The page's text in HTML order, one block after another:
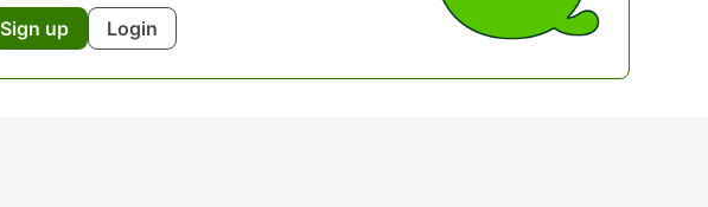
Sign up Login